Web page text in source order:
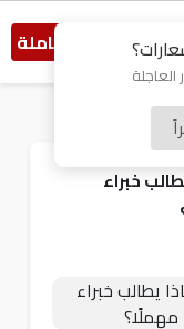
العاجلة
النسخة الكاملة
خبراء